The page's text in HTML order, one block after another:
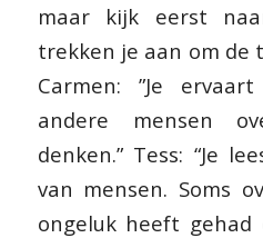
maar kijk eerst
trekken je aan om de
Carmen: ”Je
andere mensen
denken.” Tess: “Je
van mensen. Soms
ongeluk heeft